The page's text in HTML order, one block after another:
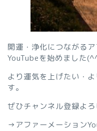
開運・浄化につながる
YouTubeを始めました
より運気を上げたい・
す。
ぜひチャンネル登録よ
→ アファーメーション